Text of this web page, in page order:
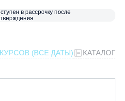
в рассрочку после
(ВСЕ ДАТЫ) КАТАЛОГ